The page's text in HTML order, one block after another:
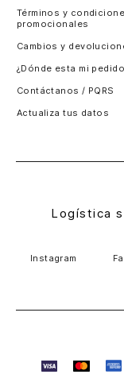
Términos y
promocionales
Cambios y
¿Dónde esta mi
Contáctanos / PQRS
Actualiza tus datos
Logística
Instagram